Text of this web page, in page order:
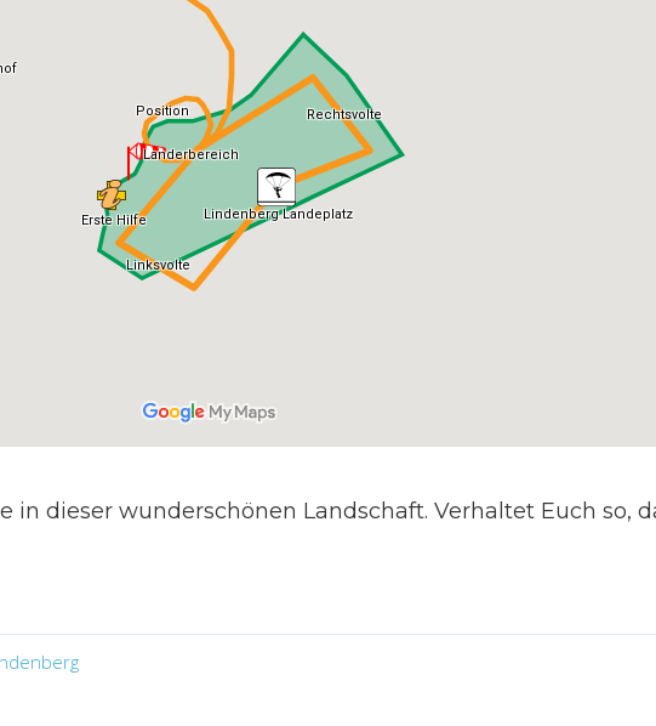
in dieser wunderschönen Landschaft. Verhaltet Euch so,